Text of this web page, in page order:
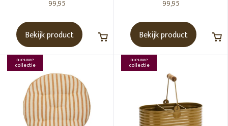
99,95
Bekijk product
Noord
99,95
Bekijk product
nieuwe
collectie
nieuwe
collectie